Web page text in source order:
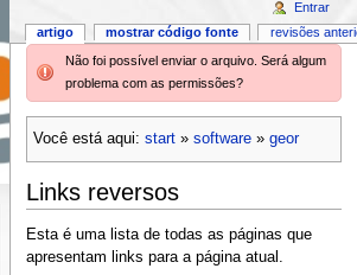
Não foi possível enviar o arquivo. Será algum
problema com as permissões?
Você está aqui: start» software» geor
Links reversos
Esta é uma lista de todas as páginas que
apresentam links para a página atual.
artigo mostrar código fonte revisões
Entrar